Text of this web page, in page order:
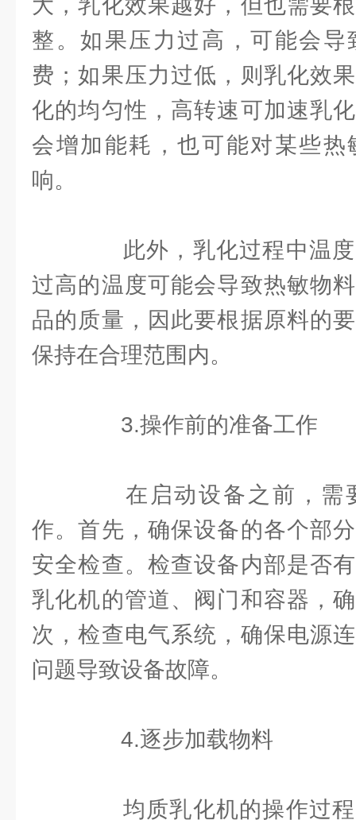
大，乳化效果越好，但也需要
整。如果压力过高，可能会
费；如果压力过低，则乳化效
化的均匀性，高转速可加速乳
会增加能耗，也可能对某些
响。
此外，乳化过程中温度
过高的温度可能会导致热敏物
品的质量，因此要根据原料的
保持在合理范围内。
3.操作前的准备工作
在启动设备之前，需
作。首先，确保设备的各个部
安全检查。检查设备内部是否
乳化机的管道、阀门和容器，
次，检查电气系统，确保电源
问题导致设备故障。
4.逐步加载物料
均质乳化机的操作过程